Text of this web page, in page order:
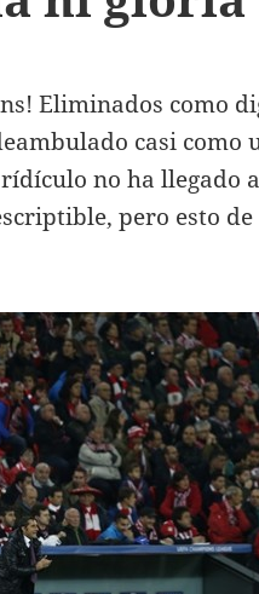
Eliminados como
casi como
no ha llegado
pero esto